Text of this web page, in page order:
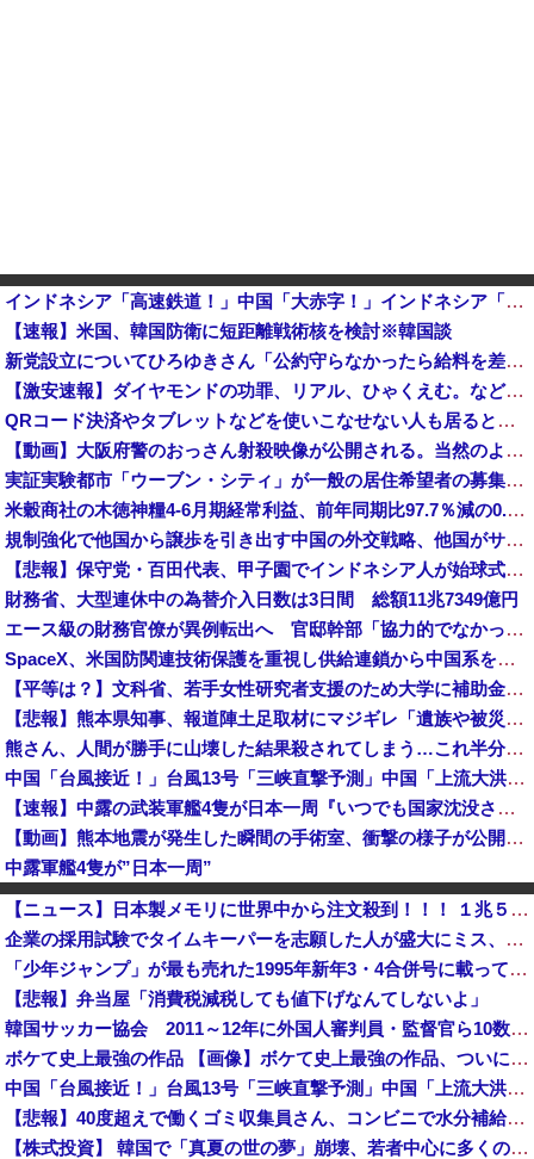
インドネシア「高速鉄道！」中国「大赤字！」インドネシア「運営会社の株式購入！（負債対策」中国「はい（巨額負債」インドネシア「700km延伸計画！...
【速報】米国、韓国防衛に短距離戦術核を検討※韓国談
新党設立についてひろゆきさん「公約守らなかったら給料を差し押さえて市民に配ります」「平均的な収入の人が結婚できるようにしなければならない」
【激安速報】ダイヤモンドの功罪、リアル、ひゃくえむ。などがKindleで実質半額に！ついに完結、新テニスの王子様などのスポーツ漫画セール！他
QRコード決済やタブレットなどを使いこなせない人も居るという話・・・
【動画】大阪府警のおっさん射殺映像が公開される。当然のように無抵抗だったことが発覚
実証実験都市「ウーブン・シティ」が一般の居住希望者の募集開始 すでにトヨタ関係者が居住
米穀商社の木徳神糧4-6月期経常利益、前年同期比97.7％減の0.7億円に減益
規制強化で他国から譲歩を引き出す中国の外交戦略、他国がサプライチェーン変更で対抗した結果……
【悲報】保守党・百田代表、甲子園でインドネシア人が始球式登場に怒り「甲子園を政治利用するな！」
財務省、大型連休中の為替介入日数は3日間 総額11兆7349億円
エース級の財務官僚が異例転出へ 官邸幹部「協力的でなかったから」 [8/6]
SpaceX、米国防関連技術保護を重視し供給連鎖から中国系を完全排除へ 供給業者に「中国籍人員をSpaceX向けの生産に関わらせないこと」「中国...
【平等は？】文科省、若手女性研究者支援のため大学に補助金交付（年間最大5000万円）「将来のリーダーとして活躍する（女性の）人材を輩出したい」
【悲報】熊本県知事、報道陣土足取材にマジギレ「遺族や被災者から強い不満でてる！」 → 記者「例えば？」 → 知事、怒り通り越して呆れてしまう …...
熊さん、人間が勝手に山壊した結果殺されてしまう…これ半分虐殺だろ
中国「台風接近！」台風13号「三峡直撃予測」中国「上流大洪水！（三峡上流」中国都市「8/5の映像（動画」三峡ダム「緊急放流（決壊危機」中国「下流...
【速報】中露の武装軍艦4隻が日本一周『いつでも国家沈没させられるぞ』
【動画】熊本地震が発生した瞬間の手術室、衝撃の様子が公開されて16万いいね プロすぎると称賛の声が集まる
中露軍艦4隻が”日本一周”
【速報】高市政権、エース級の財務官僚・一松旬氏を左遷「彼は協力的でなかった」財務省の言いなりではないことが判明
【悲報】立川志らく、ガチでブチギレてしまう！！！！！！
【画像】日本共産党の街宣車、ほんと碌でもないな
【悲報】共同通信、ガチで逝く・・・・・・
【悲報】札幌オリンピック、８割が賛成・・・・
【ニュース】日本製メモリに世界中から注文殺到！！！ １兆５０００億円で工場増築へ
企業の採用試験でタイムキーパーを志願した人が盛大にミス、グループは険悪になりタイムアップとなったが……
「少年ジャンプ」が最も売れた1995年新年3・4合併号に載ってる作品がこちらｗｗｗｗ
【悲報】弁当屋「消費税減税しても値下げなんてしないよ」
韓国サッカー協会 2011～12年に外国人審判員・監督官ら10数人を性接待（W杯予選、五輪予選が含まれる）国会議員が事実確認
ボケて史上最強の作品 【画像】ボケて史上最強の作品、ついに決まるｗｗｗｗｗｗｗｗ
中国「台風接近！」台風13号「三峡直撃予測」中国「上流大洪水！（三峡上流」中国都市「8/5の映像（動画」三峡ダム「緊急放流（決壊危機」中国「下流大水害（震え声」→
【悲報】40度超えで働くゴミ収集員さん、コンビニで水分補給しただけで市民からブチギレられてしまう
【株式投資】 韓国で「真夏の世の夢」崩壊、若者中心に多くの人が「人生オワタ」―中国メディア